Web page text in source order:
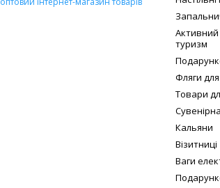
Активний
туризм
Фляги
Товари
Кальяни
Візитниці
Ваги